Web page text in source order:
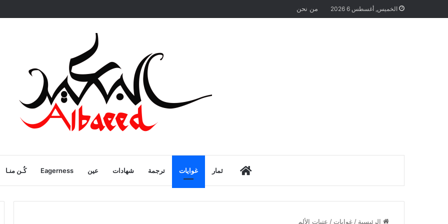
الخميس, أغسطس 6 2026 من نحن
الرئيسية
ثمار غوايات ترجمة شهادات عين Eagerness كُـن منـا
الرئيسية / غوايات / عتبات الألم